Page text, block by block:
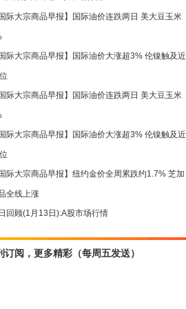
际大宗商品早报】国际油价连跌两日 美大豆玉米
际大宗商品早报】国际油价大涨超3% 伦镍触及近
际大宗商品早报】国际油价连跌两日 美大豆玉米
际大宗商品早报】国际油价大涨超3% 伦镍触及近
际大宗商品早报】纽约金价全周累跌约1.7% 芝加
全线上涨
回顾(1月13日):A股市场行情
订阅，更多精彩（每周五发送）